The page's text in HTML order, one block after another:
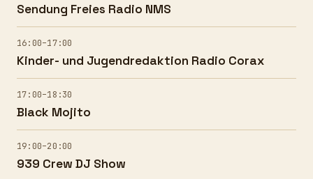
Sendung Freies Radio NMS
16:00–17:00
Kinder- und Jugendredaktion Radio Corax
17:00–18:30
Black Mojito
19:00–20:00
939 Crew DJ Show